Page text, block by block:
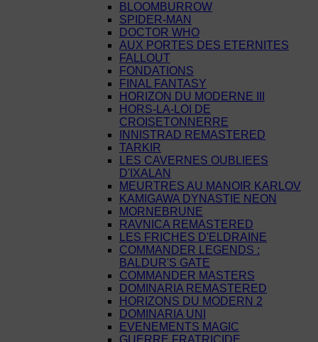
BLOOMBURROW
SPIDER-MAN
DOCTOR WHO
AUX PORTES DES ETERNITES
FALLOUT
FONDATIONS
FINAL FANTASY
HORIZON DU MODERNE III
HORS-LA-LOI DE
CROISETONNERRE
INNISTRAD REMASTERED
TARKIR
LES CAVERNES OUBLIEES
D'IXALAN
MEURTRES AU MANOIR KARLOV
KAMIGAWA DYNASTIE NEON
MORNEBRUNE
RAVNICA REMASTERED
LES FRICHES D'ELDRAINE
COMMANDER LEGENDS :
BALDUR'S GATE
COMMANDER MASTERS
DOMINARIA REMASTERED
HORIZONS DU MODERN 2
DOMINARIA UNI
EVENEMENTS MAGIC
GUERRE FRATRICIDE